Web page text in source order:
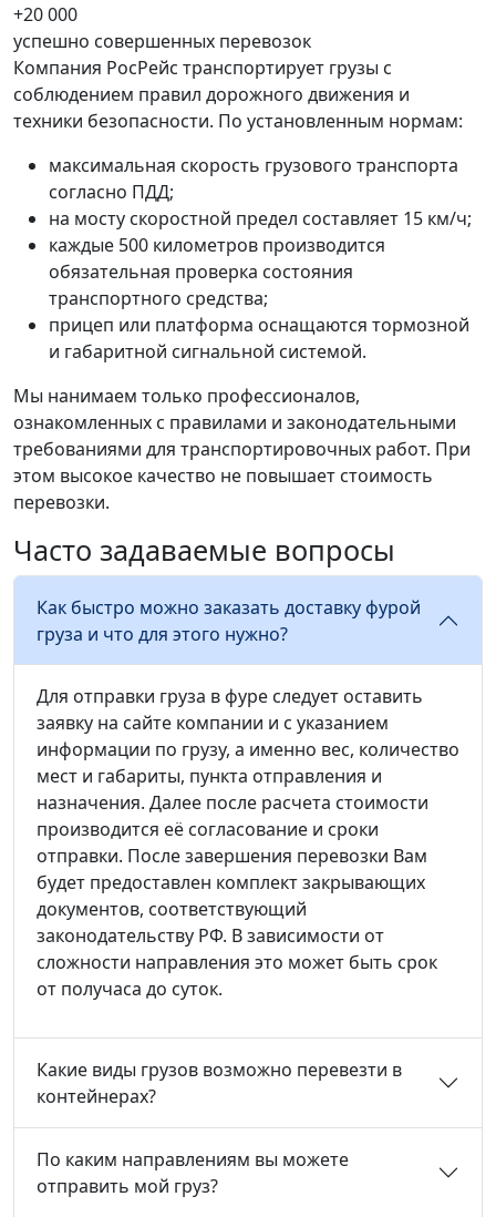
+20 000
успешно совершенных перевозок
Компания РосРейс транспортирует грузы с
соблюдением правил дорожного движения и
техники безопасности. По установленным нормам:
максимальная скорость грузового транспорта
согласно ПДД;
на мосту скоростной предел составляет 15 км/ч;
каждые 500 километров производится
обязательная проверка состояния
транспортного средства;
прицеп или платформа оснащаются тормозной
и габаритной сигнальной системой.
Мы нанимаем только профессионалов,
ознакомленных с правилами и законодательными
требованиями для транспортировочных работ. При
этом высокое качество не повышает стоимость
перевозки.
Часто задаваемые вопросы
Как быстро можно заказать доставку фурой
груза и что для этого нужно?
Для отправки груза в фуре следует оставить
заявку на сайте компании и с указанием
информации по грузу, а именно вес, количество
мест и габариты, пункта отправления и
назначения. Далее после расчета стоимости
производится её согласование и сроки
отправки. После завершения перевозки Вам
будет предоставлен комплект закрывающих
документов, соответствующий
законодательству РФ. В зависимости от
сложности направления это может быть срок
от получаса до суток.
Какие виды грузов возможно перевезти в
контейнерах?
По каким направлениям вы можете
отправить мой груз?